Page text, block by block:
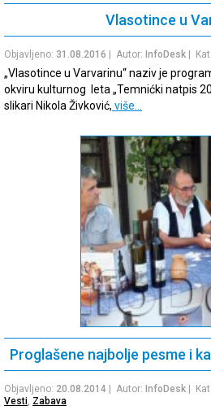
Vlasotince u
Objavljeno: 31.08.2016 | Autor: InfoDesk |
„Vlasotince u Varvarinu“ naziv je
okviru kulturnog leta „Temnićki natpis
slikari Nikola Živković, više…
Proglašene najbolje pesme i
Objavljeno: 20.08.2014 | Autor: InfoDesk |
Vesti, Zabava